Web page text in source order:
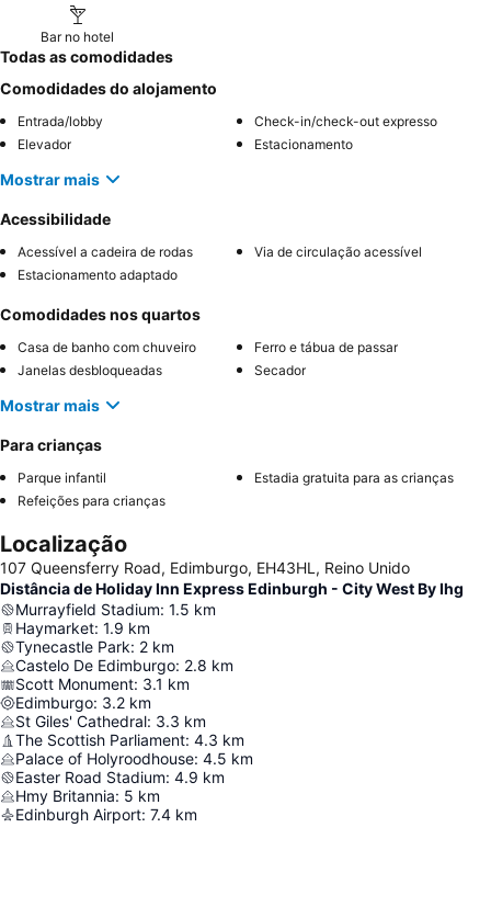
Bar no hotel
Todas as comodidades
Comodidades do alojamento
Entrada/lobby
Check-in/check-out expresso
Elevador
Estacionamento
Mostrar mais
Acessibilidade
Acessível a cadeira de rodas
Via de circulação acessível
Estacionamento adaptado
Comodidades nos quartos
Casa de banho com chuveiro
Ferro e tábua de passar
Janelas desbloqueadas
Secador
Mostrar mais
Para crianças
Parque infantil
Estadia gratuita para as crianças
Refeições para crianças
Localização
107 Queensferry Road, Edimburgo, EH43HL, Reino Unido
Distância de Holiday Inn Express Edinburgh - City West By Ihg
Murrayfield Stadium: 1.5 km
Haymarket: 1.9 km
Tynecastle Park: 2 km
Castelo De Edimburgo: 2.8 km
Scott Monument: 3.1 km
Edimburgo: 3.2 km
St Giles' Cathedral: 3.3 km
The Scottish Parliament: 4.3 km
Palace of Holyroodhouse: 4.5 km
Easter Road Stadium: 4.9 km
Hmy Britannia: 5 km
Edinburgh Airport: 7.4 km